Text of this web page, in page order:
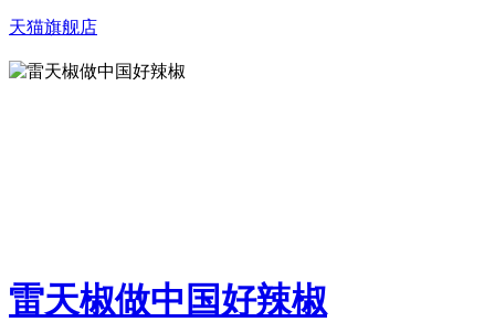
天猫旗舰店
雷天椒做中国好辣椒